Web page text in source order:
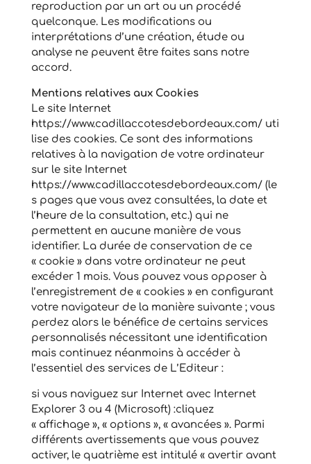
reproduction par un art ou un procédé
quelconque. Les modifications ou
interprétations d’une création, étude ou
analyse ne peuvent être faites sans notre
accord.
Mentions relatives aux Cookies
Le site Internet
https://www.cadillaccotesdebordeaux.com/ uti
lise des cookies. Ce sont des informations
relatives à la navigation de votre ordinateur
sur le site Internet
https://www.cadillaccotesdebordeaux.com/ (le
s pages que vous avez consultées, la date et
l’heure de la consultation, etc.) qui ne
permettent en aucune manière de vous
identifier. La durée de conservation de ce
« cookie » dans votre ordinateur ne peut
excéder 1 mois. Vous pouvez vous opposer à
l’enregistrement de « cookies » en configurant
votre navigateur de la manière suivante ; vous
perdez alors le bénéfice de certains services
personnalisés nécessitant une identification
mais continuez néanmoins à accéder à
l’essentiel des services de L’Editeur :
si vous naviguez sur Internet avec Internet
Explorer 3 ou 4 (Microsoft) :cliquez
« affichage », « options », « avancées ». Parmi
différents avertissements que vous pouvez
activer, le quatrième est intitulé « avertir avant